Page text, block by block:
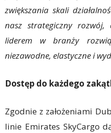
zwiększania skali
nasz strategiczny rozwój,
liderem w branży
niezawodne, elastyczne i
Dostęp do każdego
Zgodnie z założeniami
linie Emirates SkyCargo